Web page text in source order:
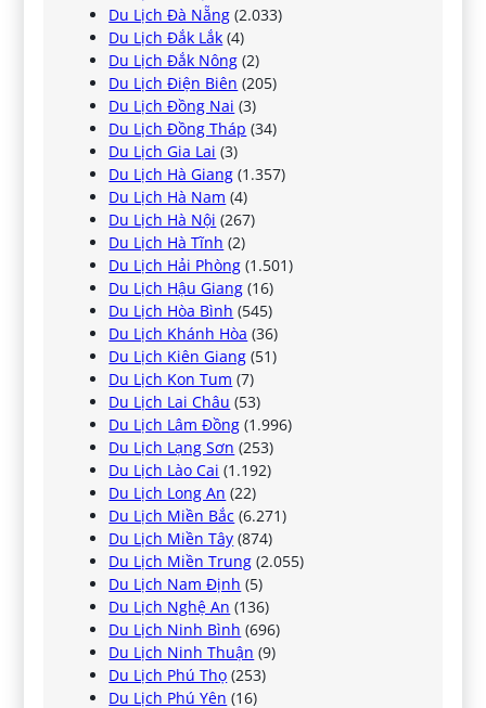
Du Lịch Đà Nẵng (2.033)
Du Lịch Đắk Lắk (4)
Du Lịch Đắk Nông (2)
Du Lịch Điện Biên (205)
Du Lịch Đồng Nai (3)
Du Lịch Đồng Tháp (34)
Du Lịch Gia Lai (3)
Du Lịch Hà Giang (1.357)
Du Lịch Hà Nam (4)
Du Lịch Hà Nội (267)
Du Lịch Hà Tĩnh (2)
Du Lịch Hải Phòng (1.501)
Du Lịch Hậu Giang (16)
Du Lịch Hòa Bình (545)
Du Lịch Khánh Hòa (36)
Du Lịch Kiên Giang (51)
Du Lịch Kon Tum (7)
Du Lịch Lai Châu (53)
Du Lịch Lâm Đồng (1.996)
Du Lịch Lạng Sơn (253)
Du Lịch Lào Cai (1.192)
Du Lịch Long An (22)
Du Lịch Miền Bắc (6.271)
Du Lịch Miền Tây (874)
Du Lịch Miền Trung (2.055)
Du Lịch Nam Định (5)
Du Lịch Nghệ An (136)
Du Lịch Ninh Bình (696)
Du Lịch Ninh Thuận (9)
Du Lịch Phú Thọ (253)
Du Lịch Phú Yên (16)